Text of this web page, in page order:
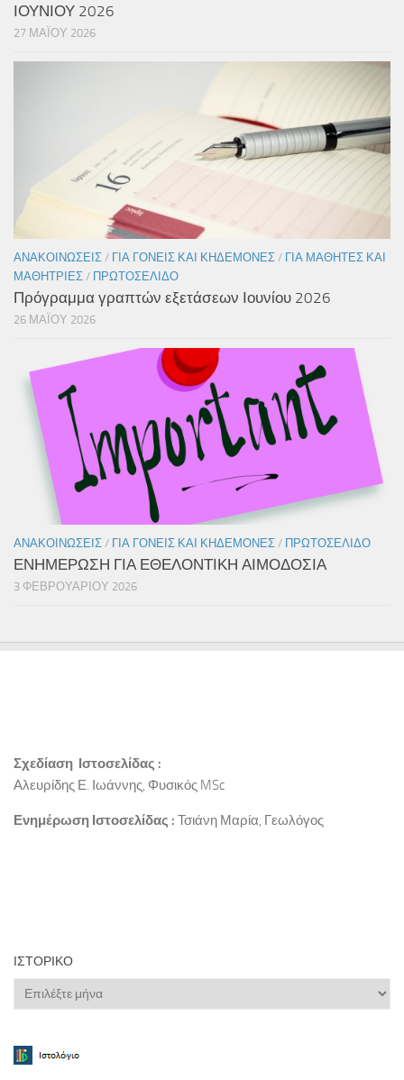
ΙΟΥΝΙΟΥ 2026
27 ΜΑΪ́ΟΥ 2026
ΑΝΑΚΟΙΝΏΣΕΙΣ / ΓΙΑ ΓΟΝΕΊΣ ΚΑΙ ΚΗΔΕΜΌΝΕΣ / ΓΙΑ ΜΑΘΗΤΈΣ ΚΑΙ
ΜΑΘΉΤΡΙΕΣ / ΠΡΩΤΟΣΈΛΙΔΟ
Πρόγραμμα γραπτών εξετάσεων Ιουνίου 2026
26 ΜΑΪ́ΟΥ 2026
ΑΝΑΚΟΙΝΏΣΕΙΣ / ΓΙΑ ΓΟΝΕΊΣ ΚΑΙ ΚΗΔΕΜΌΝΕΣ / ΠΡΩΤΟΣΈΛΙΔΟ
ΕΝΗΜΕΡΩΣΗ ΓΙΑ ΕΘΕΛΟΝΤΙΚΗ ΑΙΜΟΔΟΣΙΑ
3 ΦΕΒΡΟΥΑΡΊΟΥ 2026
Σχεδίαση Ιστοσελίδας :
Αλευρίδης Ε. Ιωάννης, Φυσικός MSc
Ενημέρωση Ιστοσελίδας : Τσιάνη Μαρία, Γεωλόγος
ΙΣΤΟΡΙΚΌ
Ιστορικό